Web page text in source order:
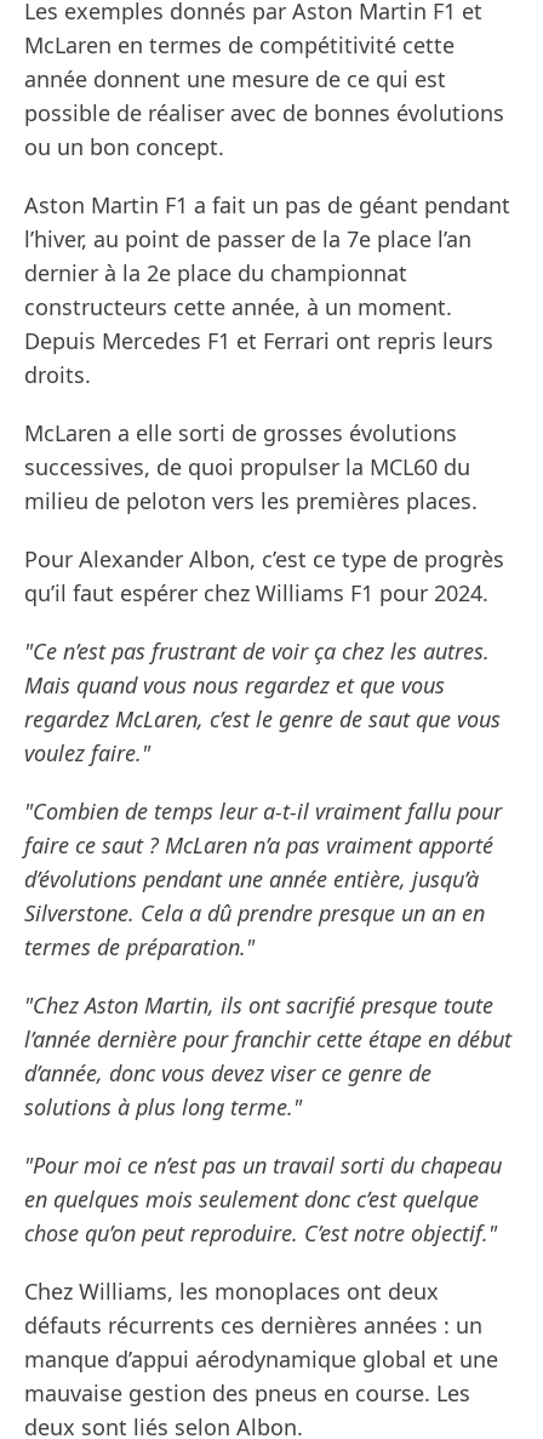
Les exemples donnés par Aston Martin F1 et
McLaren en termes de compétitivité cette
année donnent une mesure de ce qui est
possible de réaliser avec de bonnes évolutions
ou un bon concept.
Aston Martin F1 a fait un pas de géant pendant
l’hiver, au point de passer de la 7e place l’an
dernier à la 2e place du championnat
constructeurs cette année, à un moment.
Depuis Mercedes F1 et Ferrari ont repris leurs
droits.
McLaren a elle sorti de grosses évolutions
successives, de quoi propulser la MCL60 du
milieu de peloton vers les premières places.
Pour Alexander Albon, c’est ce type de progrès
qu’il faut espérer chez Williams F1 pour 2024.
"Ce n’est pas frustrant de voir ça chez les autres.
Mais quand vous nous regardez et que vous
regardez McLaren, c’est le genre de saut que vous
voulez faire."
"Combien de temps leur a-t-il vraiment fallu pour
faire ce saut ? McLaren n’a pas vraiment apporté
d’évolutions pendant une année entière, jusqu’à
Silverstone. Cela a dû prendre presque un an en
termes de préparation."
"Chez Aston Martin, ils ont sacrifié presque toute
l’année dernière pour franchir cette étape en début
d’année, donc vous devez viser ce genre de
solutions à plus long terme."
"Pour moi ce n’est pas un travail sorti du chapeau
en quelques mois seulement donc c’est quelque
chose qu’on peut reproduire. C’est notre objectif."
Chez Williams, les monoplaces ont deux
défauts récurrents ces dernières années : un
manque d’appui aérodynamique global et une
mauvaise gestion des pneus en course. Les
deux sont liés selon Albon.